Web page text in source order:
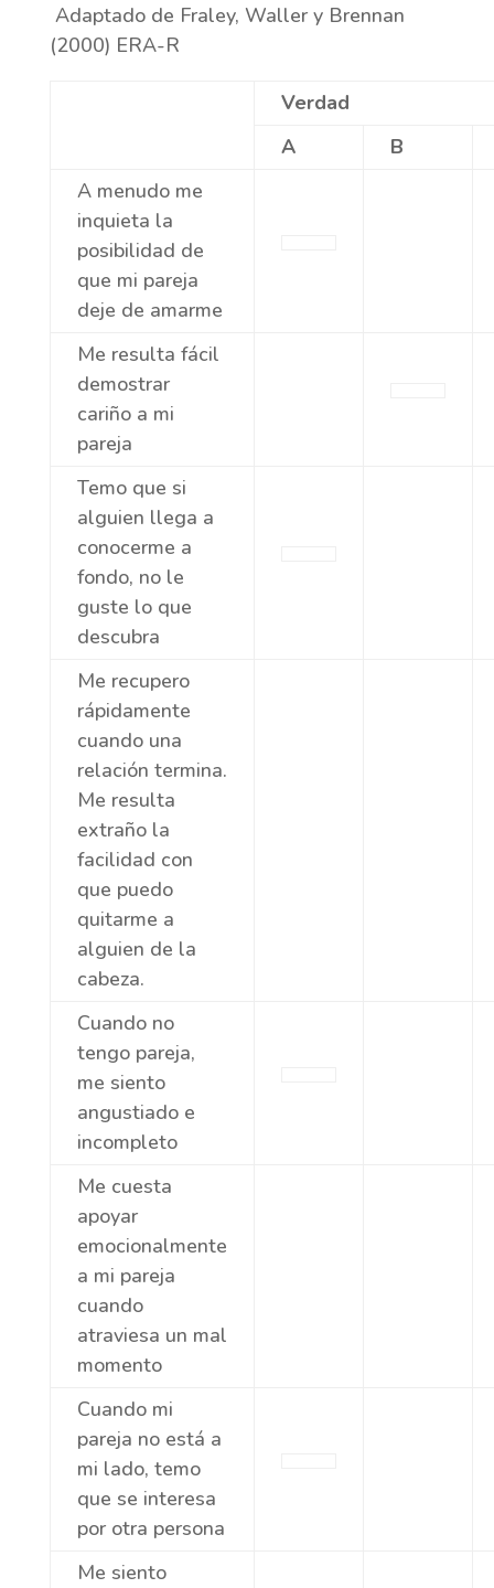
Adaptado de Fraley, Waller y Brennan
(2000) ERA-R
Verdad
A
B
A menudo me
inquieta la
posibilidad de
que mi pareja
deje de amarme
Me resulta fácil
demostrar
cariño a mi
pareja
Temo que si
alguien llega a
conocerme a
fondo, no le
guste lo que
descubra
Me recupero
rápidamente
cuando una
relación termina.
Me resulta
extraño la
facilidad con
que puedo
quitarme a
alguien de la
cabeza.
Cuando no
tengo pareja,
me siento
angustiado e
incompleto
Me cuesta
apoyar
emocionalmente
a mi pareja
cuando
atraviesa un mal
momento
Cuando mi
pareja no está a
mi lado, temo
que se interesa
por otra persona
Me siento